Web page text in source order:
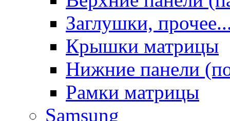
Заглушки,
Крышки матрицы
Нижние панели
Рамки матрицы
Samsung